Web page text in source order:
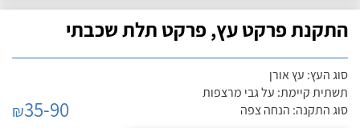
התקנת פרקט עץ, פרקט תלת שכבתי
סוג העץ: עץ אורן
תשתית קיימת: על גבי מרצפות
סוג התקנה: הנחה צפה
₪35-90